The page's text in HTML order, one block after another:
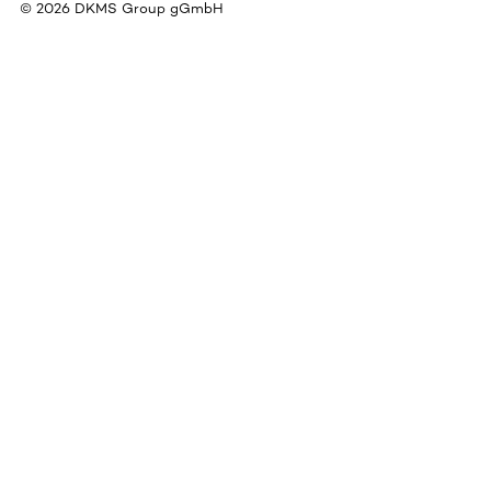
© 2026 DKMS Group gGmbH